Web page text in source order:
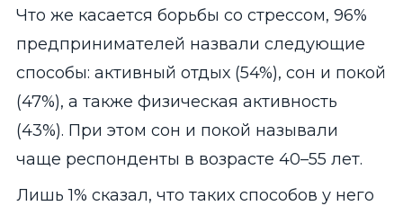
Что же касается борьбы со стрессом, 96%
предпринимателей назвали следующие
способы: активный отдых (54%), сон и покой
(47%), а также физическая активность
(43%). При этом сон и покой называли
чаще респонденты в возрасте 40–55 лет.
Лишь 1% сказал, что таких способов у него